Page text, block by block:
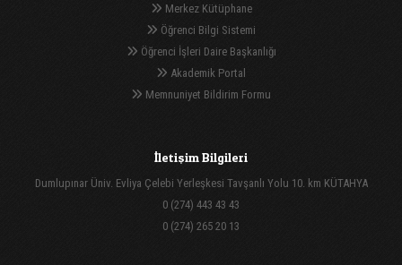
Merkez Kütüphane
Öğrenci Bilgi Sistemi
Öğrenci İşleri Daire Başkanlığı
Akademik Portal
Memnuniyet Bildirim Formu
İletişim Bilgileri
Dumlupınar Üniv. Evliya Çelebi Yerleşkesi Tavşanlı Yolu 10. km KÜTAHYA
0 (274) 443 43 43
0 (274) 265 20 13